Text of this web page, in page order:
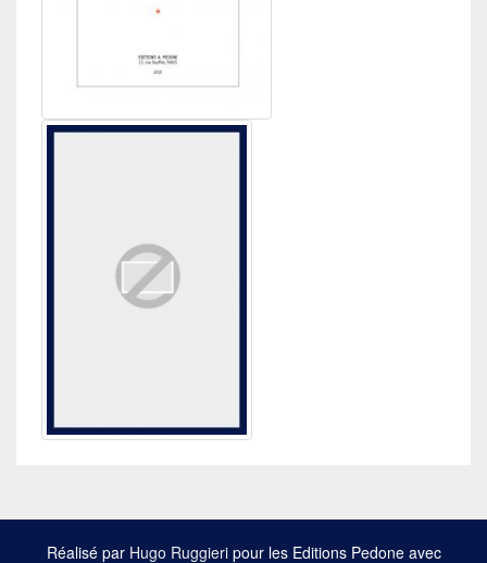
Réalisé par Hugo Ruggieripour les Editions Pedone avec